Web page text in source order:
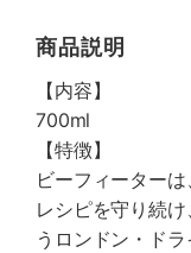
商品説明
【内容】
700ml
【特徴】
ビーフィーター
レシピを守り続
うロンドン・ドラ